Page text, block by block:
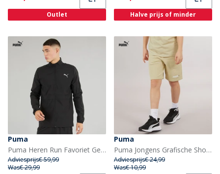
Outlet Halve prijs of minder
Puma
Puma Heren Run Favoriet Geweven Hardloopjack Puma Zwart
Adviesprijs€ 59,99
Was€ 29,99
Puma
Puma Jongens Grafische Shorts Putty
Adviesprijs€ 24,99
Was€ 10,99